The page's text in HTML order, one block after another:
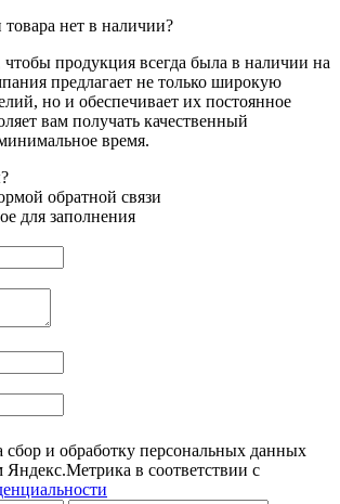
товара нет в наличии?
продукция всегда была в наличии на
предлагает не только широкую
но и обеспечивает их постоянное
вам получать качественный
время.
обратной связи
для заполнения
и обработку персональных данных
Яндекс.Метрика в соответствии с